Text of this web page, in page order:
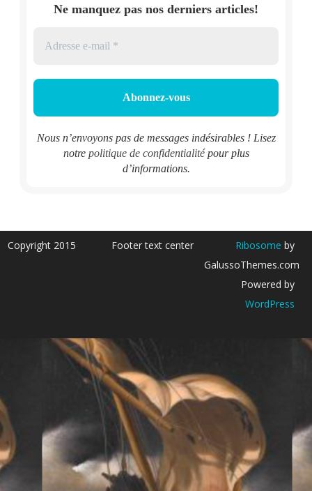
Ne manquez pas nos derniers articles!
Nous n’envoyons pas de messages indésirables ! Lisez
notre politique de confidentialitépour plus
d’informations.
Copyright 2015 Footer text center Ribosome by
GalussoThemes.com
Powered by
WordPress